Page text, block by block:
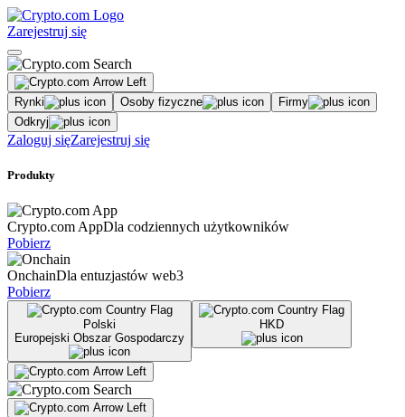
Zarejestruj się
Rynki Osoby fizyczne
Firmy
Odkryj
Zaloguj sięZarejestruj się
Produkty
Crypto.com AppDla codziennych użytkowników
Pobierz
OnchainDla entuzjastów web3
Pobierz
Polski
Europejski Obszar Gospodarczy
HKD